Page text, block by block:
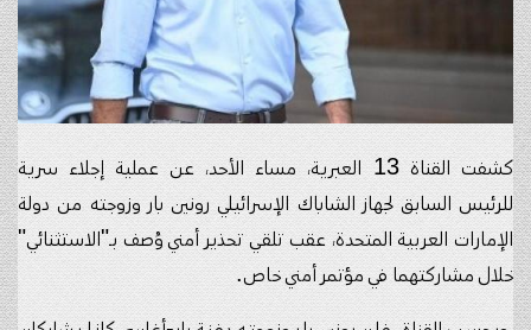
كشفت القناة 13 العبرية، مساء الأحد، عن عملية إجلاء سرية
للرئيس السابق لجهاز الشاباك الإسرائيلي رونين بار وزوجته من دولة
الإمارات العربية المتحدة، عقب تلقي تحذير أمني وُصف بـ"الاستثنائي"
خلال مشاركتهما في مؤتمر أمني خاص.